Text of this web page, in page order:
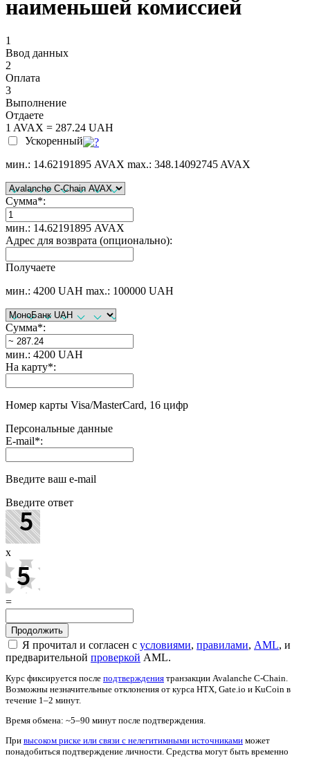
наименьшей комиссией
1
Ввод данных
2
Оплата
3
Выполнение
Отдаете
1 AVAX = 287.24 UAH
Ускоренный
мин.: 14.62191895 AVAX max.: 348.14092745 AVAX
Сумма*:
мин.: 14.62191895 AVAX
Адрес для возврата (опционально):
Получаете
мин.: 4200 UAH max.: 100000 UAH
Сумма*:
мин.: 4200 UAH
На карту*:
Номер карты Visa/MasterCard, 16 цифр
Персональные данные
E-mail*:
Введите ваш e-mail
Введите ответ
x
=
Я прочитал и согласен с условиями, правилами, AML, и
предварительной проверкой AML.
Курс фиксируется после подтверждения транзакции Avalanche C-Chain.
Возможны незначительные отклонения от курса HTX, Gate.io и KuCoin в
течение 1–2 минут.
Время обмена: ~5–90 минут после подтверждения.
При высоком риске или связи с нелегитимными источниками может
понадобиться подтверждение личности. Средства могут быть временно